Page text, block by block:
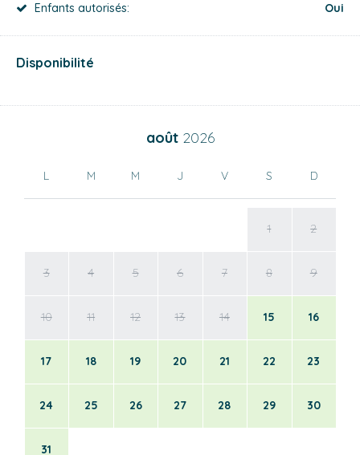
Enfants autorisés:
Oui
Disponibilité
août 2026
L M M J V S D
1 2
3 4 5 6 7 8 9
10 11 12 13 14 15 16
17 18 19 20 21 22 23
24 25 26 27 28 29 30
31